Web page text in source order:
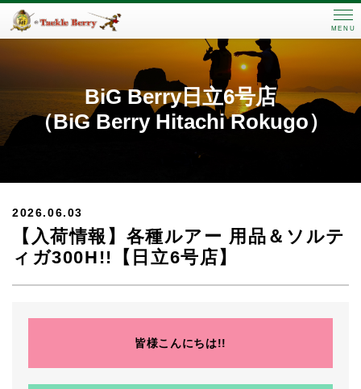
MENU
BiG Berry日立6号店
（BiG Berry Hitachi Rokugo）
2026.06.03
【入荷情報】各種ルアー 用品＆ソルテ
ィガ300H!!【日立6号店】
皆様こんにちは!!